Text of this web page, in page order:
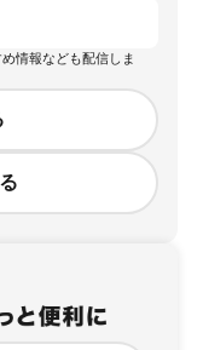
情報なども配信しま